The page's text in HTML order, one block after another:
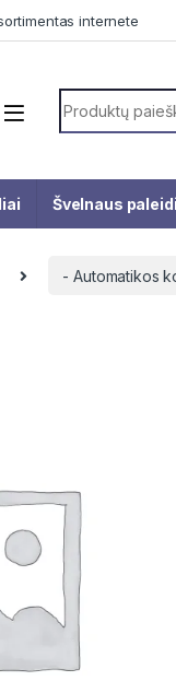
internete
Search for:
Švelnaus
- Automatikos